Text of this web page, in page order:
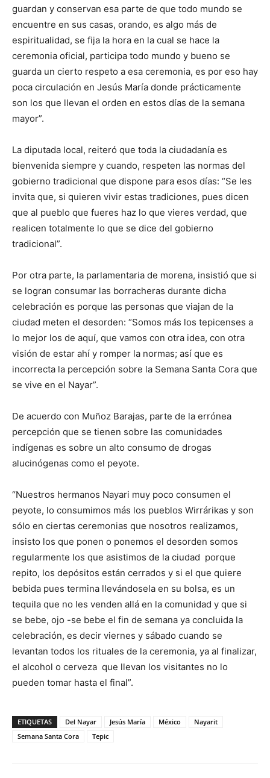
guardan y conservan esa parte de que todo mundo se
encuentre en sus casas, orando, es algo más de
espiritualidad, se fija la hora en la cual se hace la
ceremonia oficial, participa todo mundo y bueno se
guarda un cierto respeto a esa ceremonia, es por eso hay
poca circulación en Jesús María donde prácticamente
son los que llevan el orden en estos días de la semana
mayor”.
La diputada local, reiteró que toda la ciudadanía es
bienvenida siempre y cuando, respeten las normas del
gobierno tradicional que dispone para esos días: “Se les
invita que, si quieren vivir estas tradiciones, pues dicen
que al pueblo que fueres haz lo que vieres verdad, que
realicen totalmente lo que se dice del gobierno
tradicional”.
Por otra parte, la parlamentaria de morena, insistió que si
se logran consumar las borracheras durante dicha
celebración es porque las personas que viajan de la
ciudad meten el desorden: “Somos más los tepicenses a
lo mejor los de aquí, que vamos con otra idea, con otra
visión de estar ahí y romper la normas; así que es
incorrecta la percepción sobre la Semana Santa Cora que
se vive en el Nayar”.
De acuerdo con Muñoz Barajas, parte de la errónea
percepción que se tienen sobre las comunidades
indígenas es sobre un alto consumo de drogas
alucinógenas como el peyote.
“Nuestros hermanos Nayari muy poco consumen el
peyote, lo consumimos más los pueblos Wirrárikas y son
sólo en ciertas ceremonias que nosotros realizamos,
insisto los que ponen o ponemos el desorden somos
regularmente los que asistimos de la ciudad porque
repito, los depósitos están cerrados y si el que quiere
bebida pues termina llevándosela en su bolsa, es un
tequila que no les venden allá en la comunidad y que si
se bebe, ojo -se bebe el fin de semana ya concluida la
celebración, es decir viernes y sábado cuando se
levantan todos los rituales de la ceremonia, ya al finalizar,
el alcohol o cerveza que llevan los visitantes no lo
pueden tomar hasta el final”.
ETIQUETAS Del Nayar Jesús María México
Nayarit
Semana Santa Cora
Tepic